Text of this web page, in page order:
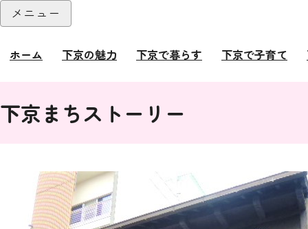
本文へ
メニュー
ホーム 下京の魅力 下京で暮らす 下京で子育て
下京まちストーリー